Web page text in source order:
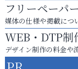
フリーペーパ
媒体の仕様や掲載につ
WEB・DTP制
デザイン制作の料金や